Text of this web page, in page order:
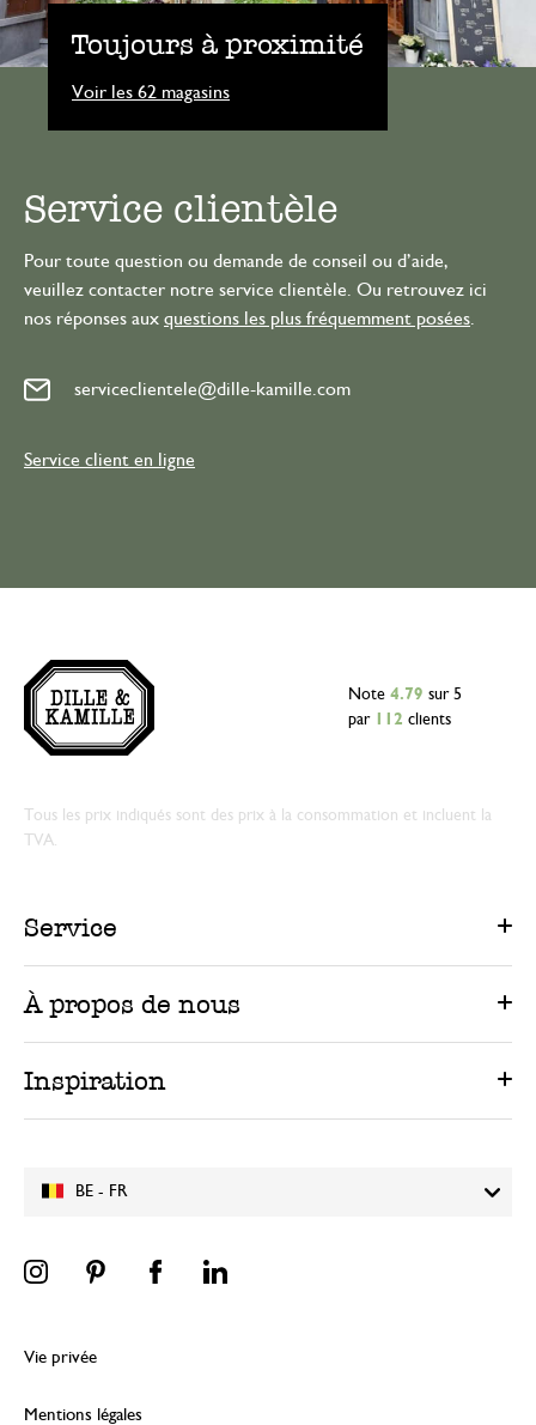
Toujours à proximité
Voir les 62 magasins
Service clientèle
Pour toute question ou demande de conseil ou d’aide,
veuillez contacter notre service clientèle. Ou retrouvez ici
nos réponses aux questions les plus fréquemment posées.
serviceclientele@dille-kamille.com
Service client en ligne
BE - FR
Note 4.79 sur 5
par
112 clients
Tous les prix indiqués sont des prix à la consommation et incluent la
TVA.
Service
À propos de nous
Inspiration
Vie privée
Mentions légales